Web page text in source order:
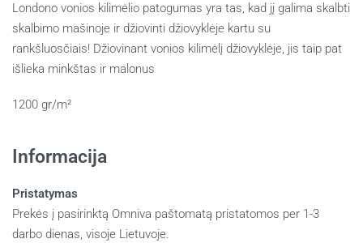
Londono vonios kilimėlio patogumas yra tas, kad jį galima skalbti
skalbimo mašinoje ir džiovinti džiovyklėje kartu su
rankšluosčiais! Džiovinant vonios kilimėlį džiovyklėje, jis taip pat
išlieka minkštas ir malonus
1200 gr/m²
Informacija
Pristatymas
Prekės į pasirinktą Omniva paštomatą pristatomos per 1-3
darbo dienas, visoje Lietuvoje.